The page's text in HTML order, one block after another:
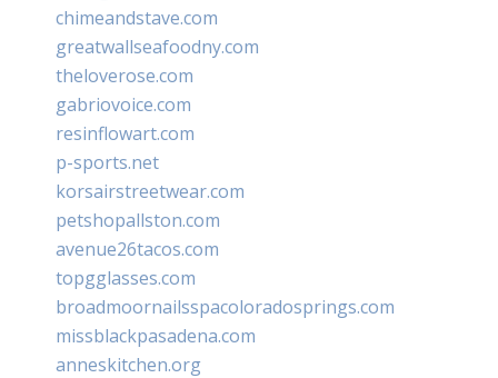
chimeandstave.com
greatwallseafoodny.com
theloverose.com
gabriovoice.com
resinflowart.com
p-sports.net
korsairstreetwear.com
petshopallston.com
avenue26tacos.com
topgglasses.com
broadmoornailsspacoloradosprings.com
missblackpasadena.com
anneskitchen.org